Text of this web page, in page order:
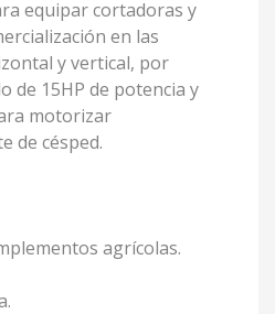
equipar cortadoras y
en las
y vertical, por
de 15HP de potencia y
motorizar
de césped.
agrícolas.